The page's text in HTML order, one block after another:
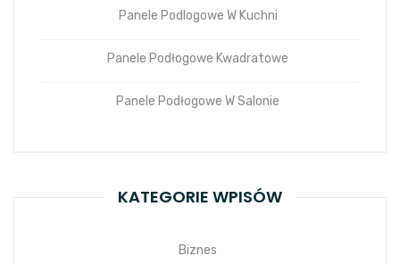
Panele Podlogowe W Kuchni
Panele Podłogowe Kwadratowe
Panele Podłogowe W Salonie
KATEGORIE WPISÓW
Biznes